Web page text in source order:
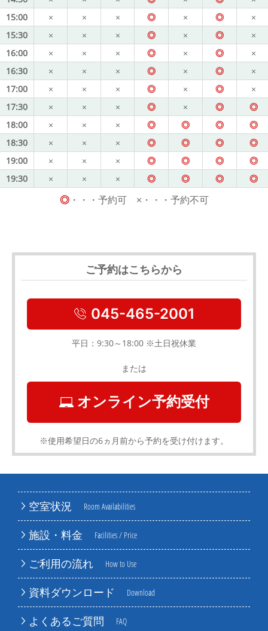
空室状況 Room Availabilities
施設・料金 Facilities / Price
ご利用の流れ How to Use
資料ダウンロード Download
よくあるご質問 FAQ
15:00
× × × ◎ × ◎
×
15:30
× × × ◎ × ◎
×
16:00
× × × ◎ × ◎
×
16:30
× × × ◎ × ◎
×
17:00
× × × ◎ × ◎
×
17:30
× × × ◎ × ◎
◎
18:00
× × × ◎ ◎ ◎
◎
18:30
× × × ◎ ◎ ◎
◎
19:00
× × × ◎ ◎ ◎
◎
19:30
× × × ◎ ◎ ◎ ◎
◎・・・予約可 ×・・・予約不可
ご予約はこちらから
045-465-2001
平日：9:30～18:00 ※土日祝休業
または
オンライン予約受付
※使用希望日の6ヵ月前から予約を受け付けます。